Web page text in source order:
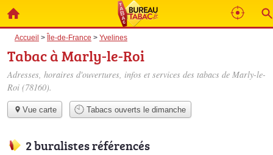
Accueil > Île-de-France > Yvelines
Tabac à Marly-le-Roi
Adresses, horaires d'ouvertures, infos et services des tabacs de Marly-le-
Roi (78160).
Vue carte Tabacs ouverts le dimanche
2 buralistes référencés